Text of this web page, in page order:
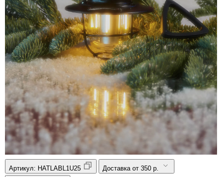
Артикул: HATLABL1U25 Доставка от 350 р.